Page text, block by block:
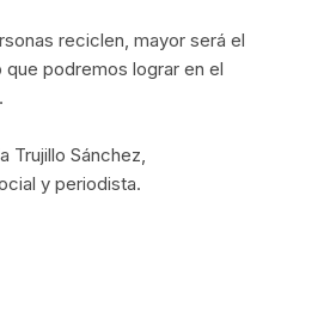
reciclen, mayor será el
podremos lograr en el
Trujillo Sánchez,
y periodista.